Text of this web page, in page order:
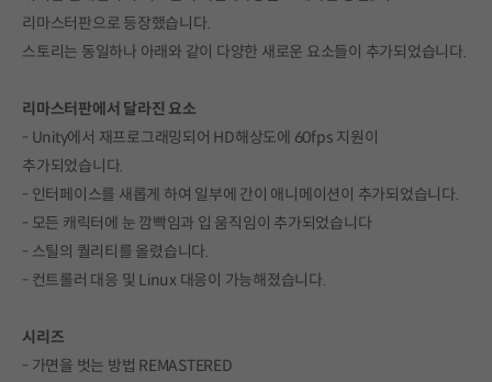
리마스터판으로 등장했습니다.
스토리는 동일하나 아래와 같이 다양한 새로운 요소들이 추가되었습니다.
리마스터판에서 달라진 요소
- Unity에서 재프로그래밍되어 HD해상도에 60fps 지원이
추가되었습니다.
- 인터페이스를 새롭게 하여 일부에 간이 애니메이션이 추가되었습니다.
- 모든 캐릭터에 눈 깜빡임과 입 움직임이 추가되었습니다
- 스틸의 퀄리티를 올렸습니다.
- 컨트롤러 대응 및 Linux 대응이 가능해졌습니다.
시리즈
- 가면을 벗는 방법 REMASTERED